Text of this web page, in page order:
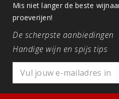
Mis niet langer de beste
proeverijen!
De scherpste aanbiedingen
Handige wijn en spijs tips